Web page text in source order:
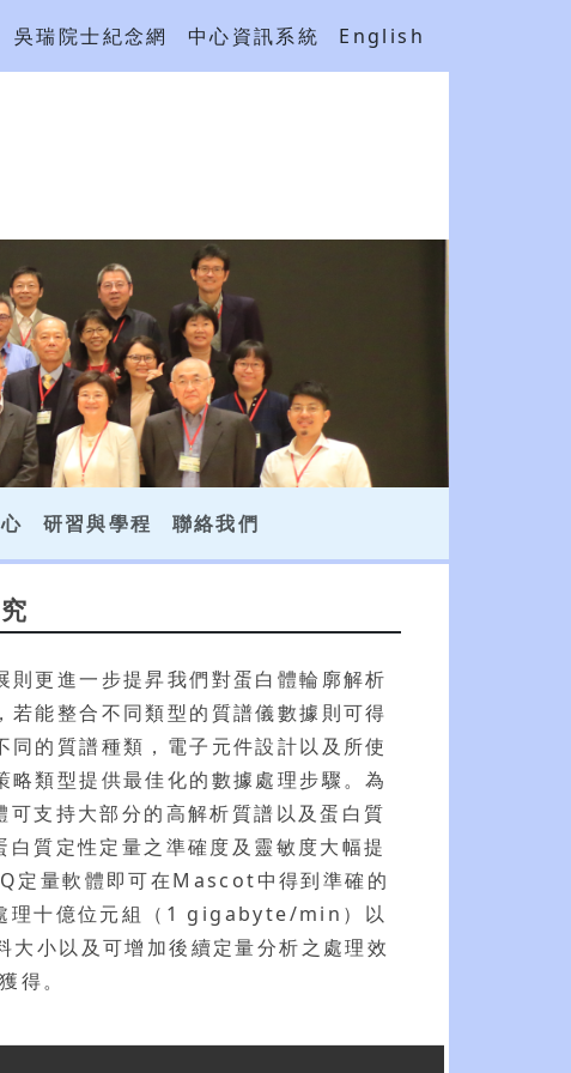
吳瑞院士紀念網 中心資訊系統 English
研習與學程 聯絡我們
更進一步提昇我們對蛋白體輪廓解析
能整合不同類型的質譜儀數據則可得
的質譜種類，電子元件設計以及所使
類型提供最佳化的數據處理步驟。為
支持大部分的高解析質譜以及蛋白質
質定性定量之準確度及靈敏度大幅提
定量軟體即可在Mascot中得到準確的
理十億位元組（1 gigabyte/min）以
小以及可增加後續定量分析之處理效
。